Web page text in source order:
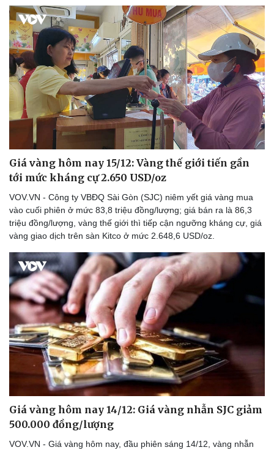
Lịch thi đấu bóng đá
Thế giới thể thao
eSports
Hậu trường
Xe máy
Tư vấn
Giá vàng hôm nay 15/12: Vàng thế giới tiến gần
tới mức kháng cự 2.650 USD/oz
VOV.VN - Công ty VBĐQ Sài Gòn (SJC) niêm yết giá vàng mua
vào cuối phiên ở mức 83,8 triệu đồng/lượng; giá bán ra là 86,3
triệu đồng/lượng, vàng thế giới thì tiếp cận ngưỡng kháng cự, giá
vàng giao dịch trên sàn Kitco ở mức 2.648,6 USD/oz.
Giá vàng hôm nay 14/12: Giá vàng nhẫn SJC giảm
500.000 đồng/lượng
VOV.VN - Giá vàng hôm nay, đầu phiên sáng 14/12, vàng nhẫn